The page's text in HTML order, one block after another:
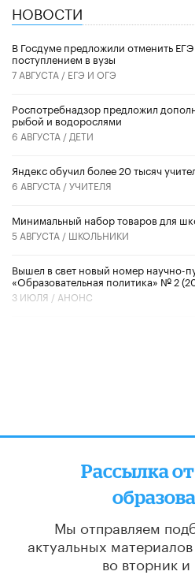
НОВОСТИ
В Госдуме предложили отменить
поступлением в вузы
7 АВГУСТА / ЕГЭ И ОГЭ
Роспотребнадзор предложил
рыбой и водорослями
6 АВГУСТА / ДЕТИ
​Яндекс обучил более 20 тысяч
6 АВГУСТА /УЧИТЕЛЯ
Минимальный набор товаров для
5 АВГУСТА / ШКОЛЬНИКИ
Вышел в свет новый номер научно-
«Образовательная политика» № 2
3 ИЮЛЯ / АНОНС
Рассылка
Мы отправляем
актуальных материалов
во вторник